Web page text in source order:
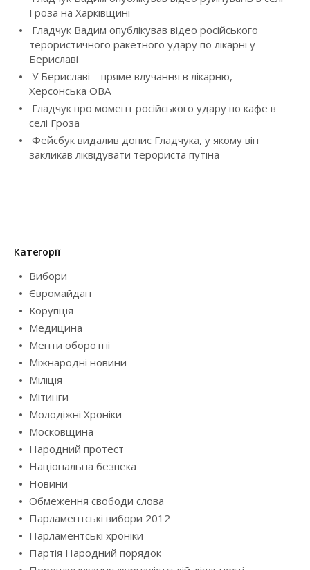
o
n
Гроза на Харківщині
Гладчук Вадим опублікував відео російського
терористичного ракетного удару по лікарні у
Бериславі
У Бериславі – пряме влучання в лікарню, –
Херсонська ОВА
Гладчук про момент російського удару по кафе в
селі Гроза
Фейсбук видалив допис Гладчука, у якому він
закликав ліквідувати терориста путіна
Категорії
Вибори
Євромайдан
Корупція
Медицина
Менти оборотні
Міжнародні новини
Міліція
Мітинги
Молодіжні Хроніки
Московщина
Народний протест
Національна безпека
Новини
Обмеження свободи слова
Парламентські вибори 2012
Парламентські хроніки
Партія Народний порядок